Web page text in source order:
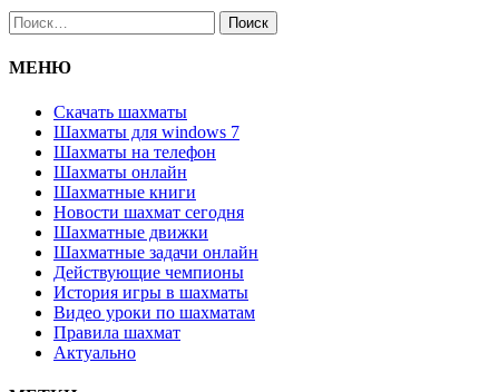
Найти:
МЕНЮ
Скачать шахматы
Шахматы для windows 7
Шахматы на телефон
Шахматы онлайн
Шахматные книги
Новости шахмат сегодня
Шахматные движки
Шахматные задачи онлайн
Действующие чемпионы
История игры в шахматы
Видео уроки по шахматам
Правила шахмат
Актуально